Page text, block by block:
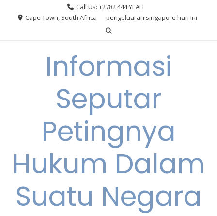
Call Us: +2782 444 YEAH
Cape Town, South Africa
pengeluaran singapore hari ini
Informasi
Seputar
Petingnya
Hukum Dalam
Suatu Negara